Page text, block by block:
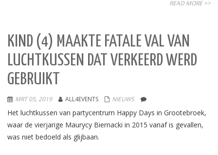
READ MORE >>
KIND (4) MAAKTE FATALE VAL VAN
LUCHTKUSSEN DAT VERKEERD WERD
GEBRUIKT
MRT 05, 2019 ALL4EVENTS NIEUWS
Het luchtkussen van partycentrum Happy Days in Grootebroek,
waar de vierjarige Maurycy Biernacki in 2015 vanaf is gevallen,
was niet bedoeld als glijbaan.